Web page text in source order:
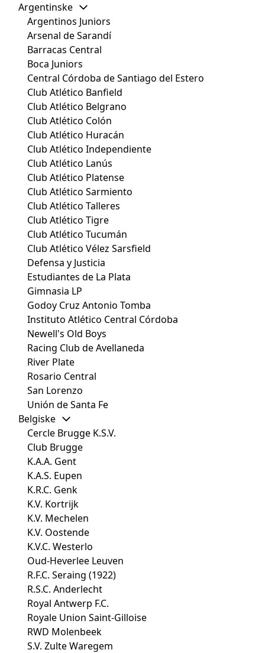
Argentinske
Argentinos Juniors
Arsenal de Sarandí
Barracas Central
Boca Juniors
Central Córdoba de Santiago del Estero
Club Atlético Banfield
Club Atlético Belgrano
Club Atlético Colón
Club Atlético Huracán
Club Atlético Independiente
Club Atlético Lanús
Club Atlético Platense
Club Atlético Sarmiento
Club Atlético Talleres
Club Atlético Tigre
Club Atlético Tucumán
Club Atlético Vélez Sarsfield
Defensa y Justicia
Estudiantes de La Plata
Gimnasia LP
Godoy Cruz Antonio Tomba
Instituto Atlético Central Córdoba
Newell's Old Boys
Racing Club de Avellaneda
River Plate
Rosario Central
San Lorenzo
Unión de Santa Fe
Belgiske
Cercle Brugge K.S.V.
Club Brugge
K.A.A. Gent
K.A.S. Eupen
K.R.C. Genk
K.V. Kortrijk
K.V. Mechelen
K.V. Oostende
K.V.C. Westerlo
Oud-Heverlee Leuven
R.F.C. Seraing (1922)
R.S.C. Anderlecht
Royal Antwerp F.C.
Royale Union Saint-Gilloise
RWD Molenbeek
S.V. Zulte Waregem